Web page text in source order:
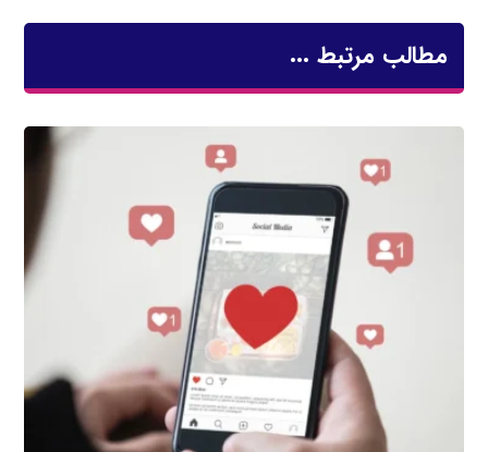
مطالب مرتبط ...